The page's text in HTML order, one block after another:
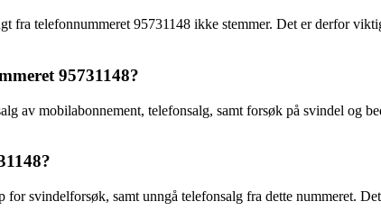
fra telefonnummeret 95731148 ikke stemmer. Det er derfor
95731148?
av mobilabonnement, telefonsalg, samt forsøk på svindel og
svindelforsøk, samt unngå telefonsalg fra dette nummeret.